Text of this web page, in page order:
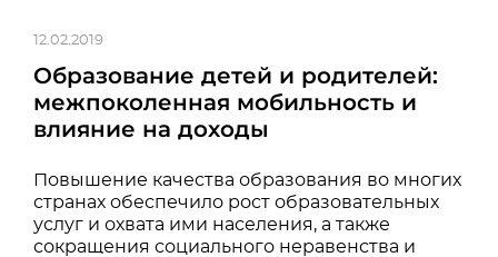
ИССЛЕДОВАНИЯ
ОБРАЗОВАНИЕ
12.02.2019
Образование детей и родителей:
межпоколенная мобильность и
влияние на доходы
Повышение качества образования во многих
странах обеспечило рост образовательных
услуг и охвата ими населения, а также
сокращения социального неравенства и